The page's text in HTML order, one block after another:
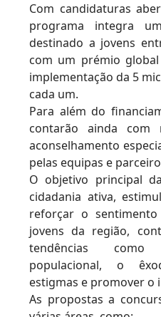
Com candidaturas
programa integra
destinado a jovens
com um prémio
implementação da 5
cada um.
Para além do
contarão ainda com
aconselhamento
pelas equipas e
O objetivo principal
cidadania ativa,
reforçar o
jovens da região,
tendências como
populacional, o
estigmas e promover o
As propostas a